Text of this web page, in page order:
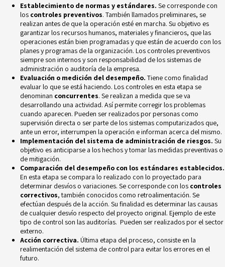
Establecimiento de normas y estándares. Se corresponde con
los controles preventivos. También llamados preliminares, se
realizan antes de que la operación esté en marcha. Su objetivo es
garantizar los recursos humanos, materiales y financieros, que las
operaciones están bien programadas y que están de acuerdo con los
planes y programas de la organización. Los controles preventivos
siempre son internos y son responsabilidad de los sistemas de
administración o auditoría de la empresa.
Evaluación o medición del desempeño. Tiene como finalidad
evaluar lo que se está haciendo. Los controles en esta etapa se
denominan concurrentes. Se realizan a medida que se va
desarrollando una actividad. Así permite corregir los problemas
cuando aparecen. Pueden ser realizados por personas como
supervisión directa o ser parte de los sistemas computarizados que,
ante un error, interrumpen la operación e informan acerca del mismo.
Implementación del sistema de administración de riesgos. Su
objetivo es anticiparse a los hechos y tomar las medidas preventivas o
de mitigación.
Comparación del desempeño con los estándares establecidos.
En esta etapa se compara lo realizado con lo proyectado para
determinar desvíos o variaciones. Se corresponde con los controles
correctivos, también conocidos como retroalimentación. Se
efectúan después de la acción. Su finalidad es determinar las causas
de cualquier desvío respecto del proyecto original. Ejemplo de este
tipo de control son las auditorías. Pueden ser realizados por elsector
externo.
Acción correctiva. Última etapa del proceso, consiste en la
realimentación del sistema de control para evitar los errores en el
futuro.